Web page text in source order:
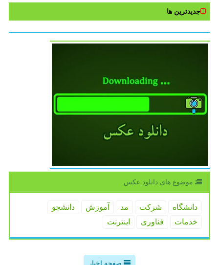
جدیدترین ها
موضوع های دانلود عكس
دانشگاه شركت مد آموزش
دانشجو
خدمات
فناوری اینترنت
صفحه اخبار